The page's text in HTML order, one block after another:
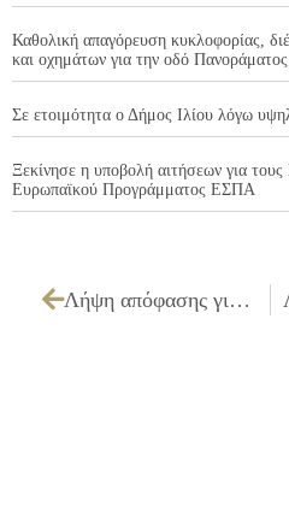
Καθολική απαγόρευση κυκλοφορίας,
και οχημάτων για την οδό Πανοράματος
Σε ετοιμότητα ο Δήμος Ιλίου λόγω
Ξεκίνησε η υποβολή αιτήσεων για
Ευρωπαϊκού Προγράμματος ΕΣΠΑ
Λήψη απόφασης για την σύσταση Παγίας Προκαταβολής ποσού 2.000,00€ και ορισμός υπολόγου.